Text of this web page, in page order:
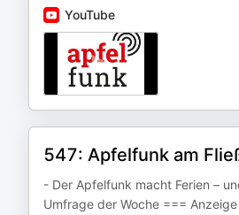
YouTube
547: Apfelfunk am
- Der Apfelfunk macht Ferien –
Umfrage der Woche ===